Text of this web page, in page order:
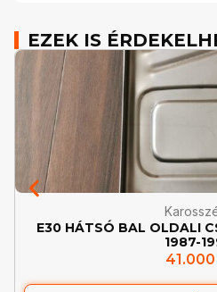
EZEK IS
E30 HÁTSÓ BAL OLDALI
1987-
41.000